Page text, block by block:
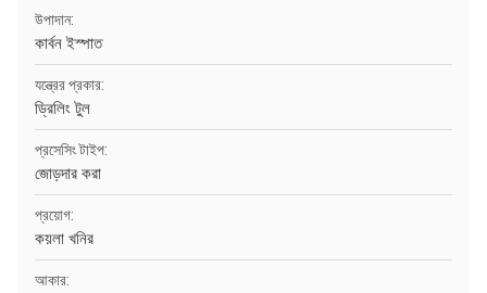
উপাদান:
কার্বন ইস্পাত
যন্ত্রের প্রকার:
ড্রিলিং টুল
প্রসেসিং টাইপ:
জোড়দার করা
প্রয়োগ:
কয়লা খনির
আকার: